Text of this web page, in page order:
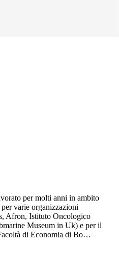
per molti anni in ambito
varie organizzazioni
Afron, Istituto Oncologico
Museum in Uk) e per il
di Economia di Bo…